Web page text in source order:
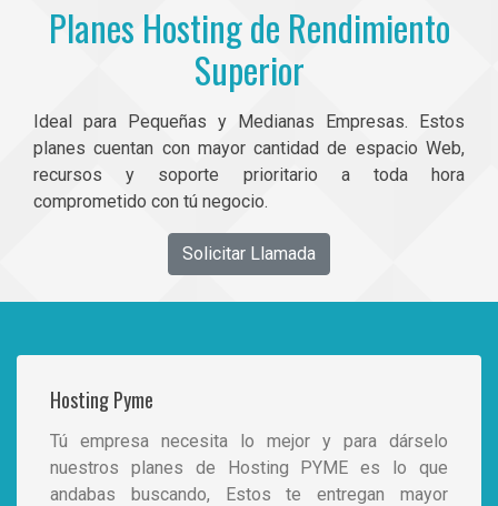
Planes Hosting de Rendimiento
Superior
Ideal para Pequeñas y Medianas Empresas. Estos
planes cuentan con mayor cantidad de espacio Web,
recursos y soporte prioritario a toda hora
comprometido con tú negocio.
Solicitar Llamada
Hosting Pyme
Tú empresa necesita lo mejor y para dárselo
nuestros planes de Hosting PYME es lo que
andabas buscando, Estos te entregan mayor